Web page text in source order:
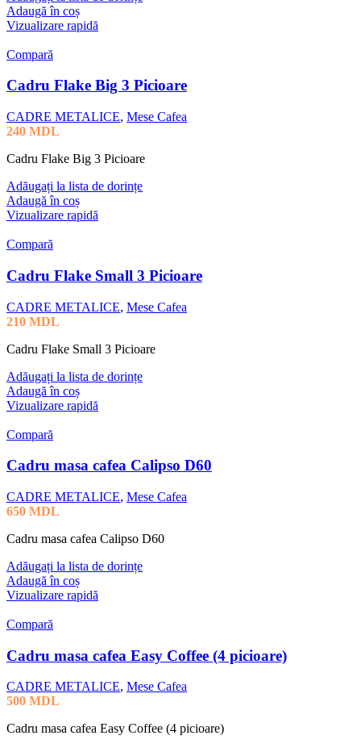
Adaugă în coș
Vizualizare rapidă
Compară
Cadru Flake Big 3 Picioare
CADRE METALICE, Mese Cafea
240 MDL
Cadru Flake Big 3 Picioare
Adăugați la lista de dorințe
Adaugă în coș
Vizualizare rapidă
Compară
Cadru Flake Small 3 Picioare
CADRE METALICE, Mese Cafea
210 MDL
Cadru Flake Small 3 Picioare
Adăugați la lista de dorințe
Adaugă în coș
Vizualizare rapidă
Compară
Cadru masa cafea Calipso D60
CADRE METALICE, Mese Cafea
650 MDL
Cadru masa cafea Calipso D60
Adăugați la lista de dorințe
Adaugă în coș
Vizualizare rapidă
Compară
Cadru masa cafea Easy Coffee (4 picioare)
CADRE METALICE, Mese Cafea
500 MDL
Cadru masa cafea Easy Coffee (4 picioare)